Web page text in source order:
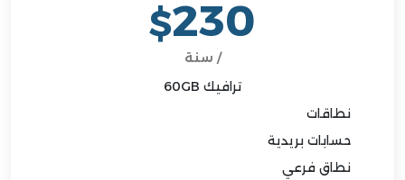
$230
/ سنة
ترافيك 60GB
نطاقات
حسابات بريدية
نطاق فرعي